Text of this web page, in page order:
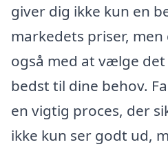
giver dig ikke kun en
markedets priser,
også med at vælge
bedst til dine behov.
en vigtig proces, der
ikke kun ser godt ud,